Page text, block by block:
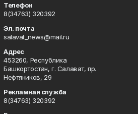
Телефон
8(34763) 320392
Эл. почта
salavat_news@mail.ru
Адрес
453260, Республика
Башкортостан, г. Салават, пр.
Нефтяников, 29
Рекламная служба
8(34763) 320392